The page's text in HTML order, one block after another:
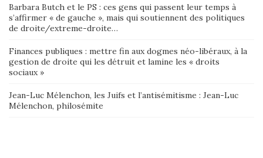
Barbara Butch et le PS : ces gens qui passent leur temps à
s’affirmer « de gauche », mais qui soutiennent des politiques
de droite/extreme-droite…
Finances publiques : mettre fin aux dogmes néo-libéraux, à la
gestion de droite qui les détruit et lamine les « droits
sociaux »
Jean-Luc Mélenchon, les Juifs et l’antisémitisme : Jean-Luc
Mélenchon, philosémite